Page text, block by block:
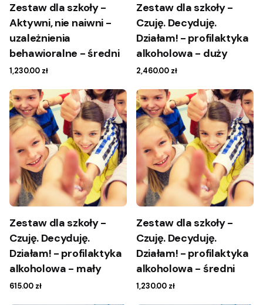
Zestaw dla szkoły -
Aktywni, nie naiwni -
uzależnienia
behawioralne - średni
1,230.00 zł
Zestaw dla szkoły -
Czuję. Decyduję.
Działam! - profilaktyka
alkoholowa - duży
2,460.00 zł
Zestaw dla szkoły -
Czuję. Decyduję.
Działam! - profilaktyka
alkoholowa - mały
615.00 zł
Zestaw dla szkoły -
Czuję. Decyduję.
Działam! - profilaktyka
alkoholowa - średni
1,230.00 zł